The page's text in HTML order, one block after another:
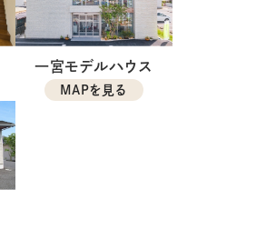
一宮モデルハウス
MAPを見る